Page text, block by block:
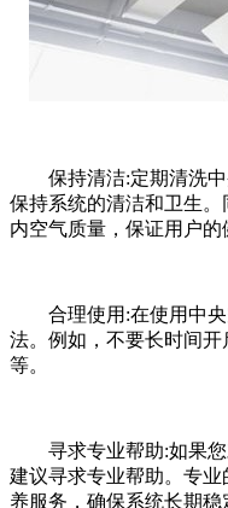
保持清洁:定期清洗中
保持系统的清洁和卫生
内空气质量，保证用户的
合理使用:在使用中央
法。例如，不要长时间
等。
寻求专业帮助:如果您
建议寻求专业帮助。专
养服务，确保系统长期稳